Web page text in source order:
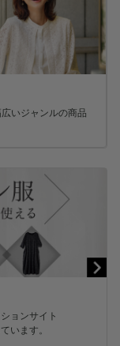
いジャンルの商品
ョンサイト
います。